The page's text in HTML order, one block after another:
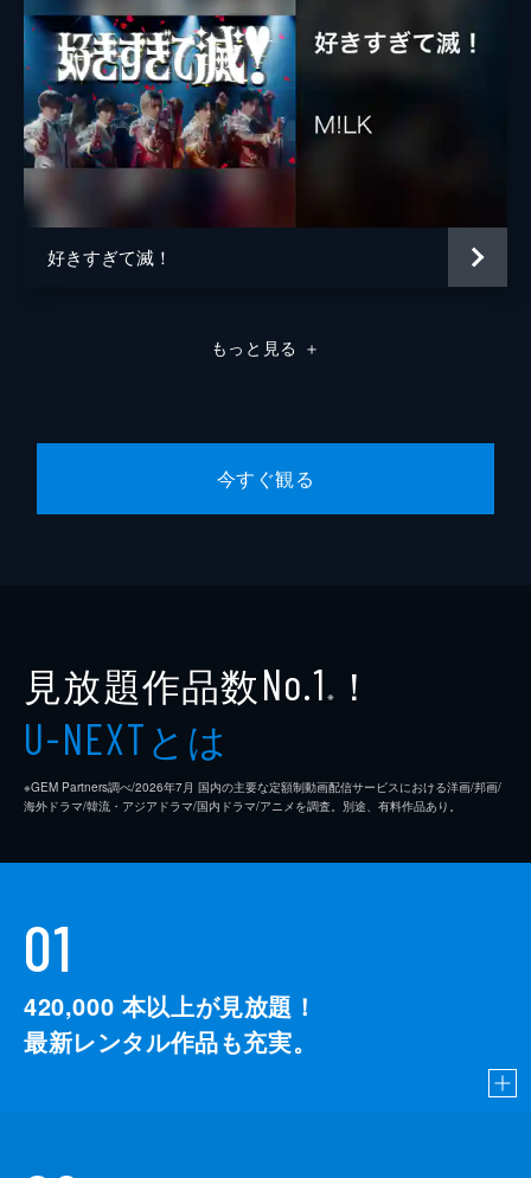
好きすぎて滅！
もっと見る ＋
今すぐ観る
見放題作品数No.1 ※ ！
U-NEXTとは
※GEM Partners調べ/2026年7⽉ 国内の主要な定額制動画配信サービスにおける洋画/邦画/
海外ドラマ/韓流・アジアドラマ/国内ドラマ/アニメを調査。別途、有料作品あり。
01
420,000 本以上が見放題！
最新レンタル作品も充実。